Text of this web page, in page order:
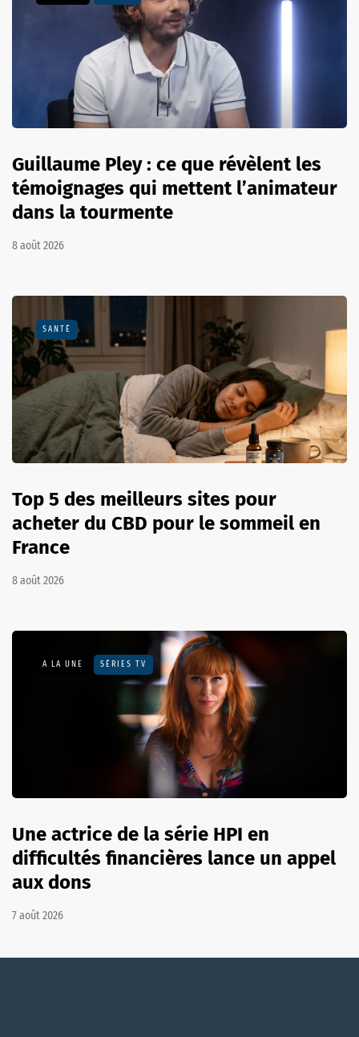
Guillaume Pley : ce que révèlent les
témoignages qui mettent l’animateur
dans la tourmente
8 août 2026
SANTÉ
Top 5 des meilleurs sites pour
acheter du CBD pour le sommeil en
France
8 août 2026
A LA UNE SÉRIES TV
Une actrice de la série HPI en
difficultés financières lance un appel
aux dons
7 août 2026